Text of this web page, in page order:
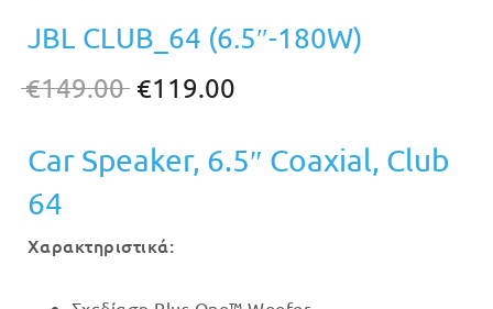
JBL CLUB_64 (6.5″-180W)
€149.00 Original
was:
€119.00
τιμή
Car Speaker, 6.5″ Coaxial, Club
64
Χαρακτηριστικά: